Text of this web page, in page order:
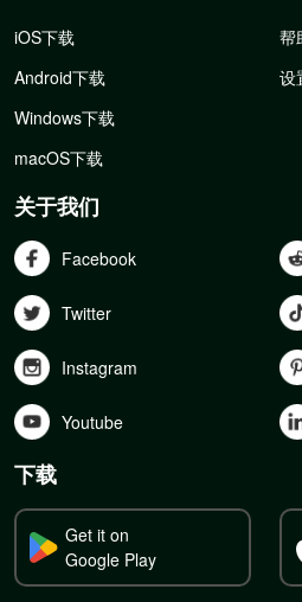
iOS下载
Android下载
Windows下载
macOS下载
帮
设
关于我们
Facebook
Twitter
Instagram
Youtube
下载
Get it on
Google Play